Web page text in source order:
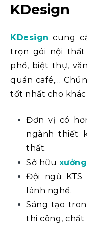
KDesign
KDesign cung
trọn gói nội thất
phố, biệt thự,
quán café,…
tốt nhất cho
Đơn vị có
ngành thiết
thất.
Sở hữu
Đội ngũ
lành nghề.
Sáng tạo
thi công,